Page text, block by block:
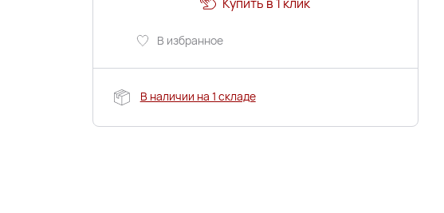
В избранное
В наличии на 1 складе